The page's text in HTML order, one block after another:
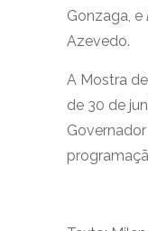
Gonzaga, e
Azevedo.
A Mostra
de 30 de